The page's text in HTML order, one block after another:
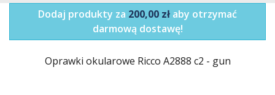
Dodaj produkty za 200,00 zł aby otrzymać
darmową dostawę!
Oprawki okularowe Ricco A2888 c2 - gun